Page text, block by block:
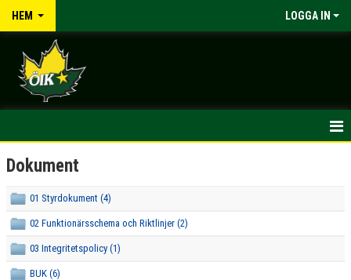
HEM LOGGA IN
HEM
NYHETER
OM KLUBBEN
Dokument
01 Styrdokument (4)
02 Funktionärsschema och Riktlinjer (2)
03 Integritetspolicy (1)
BUK (6)